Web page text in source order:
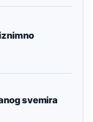
svemira